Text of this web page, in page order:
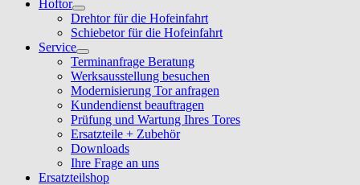
Hoftor
Drehtor für die Hofeinfahrt
Schiebetor für die Hofeinfahrt
Service
Terminanfrage Beratung
Werksausstellung besuchen
Modernisierung Tor anfragen
Kundendienst beauftragen
Prüfung und Wartung Ihres Tores
Ersatzteile + Zubehör
Downloads
Ihre Frage an uns
Ersatzteilshop